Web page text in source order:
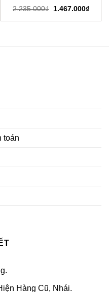
2.235.000₫
Giá
là:
1.467.000₫Giá
tại
toán
Hàng Cũ, Nhái.